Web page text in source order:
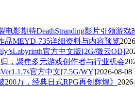
电影期待DeathStranding影片引领游戏
品MEYD-735详细资料与内容预览
官方中文版[2G/微云OD]
，聚焦多元游戏创作者与行业机会
官方中文[7.5G/WY]2026-08-08
万，经典日式RPG再创辉煌》